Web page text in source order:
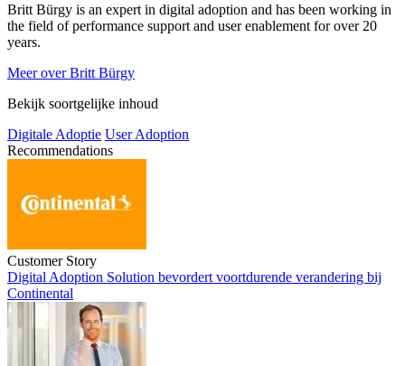
Britt Bürgy is an expert in digital adoption and has been working in
the field of performance support and user enablement for over 20
years.
Meer over Britt Bürgy
Bekijk soortgelijke inhoud
Digitale Adoptie User Adoption
Recommendations
Customer Story
Digital Adoption Solution bevordert voortdurende verandering bij
Continental
Digital Adoption Solution bevordert voortdurende verandering bij
Continental